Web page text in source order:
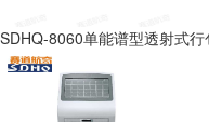
SDHQ-8060单能谱型透射式